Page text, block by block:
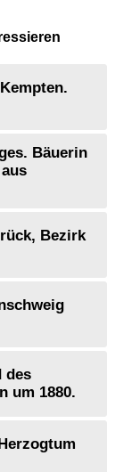
Bäuerin
Bezirk
des
um 1880.